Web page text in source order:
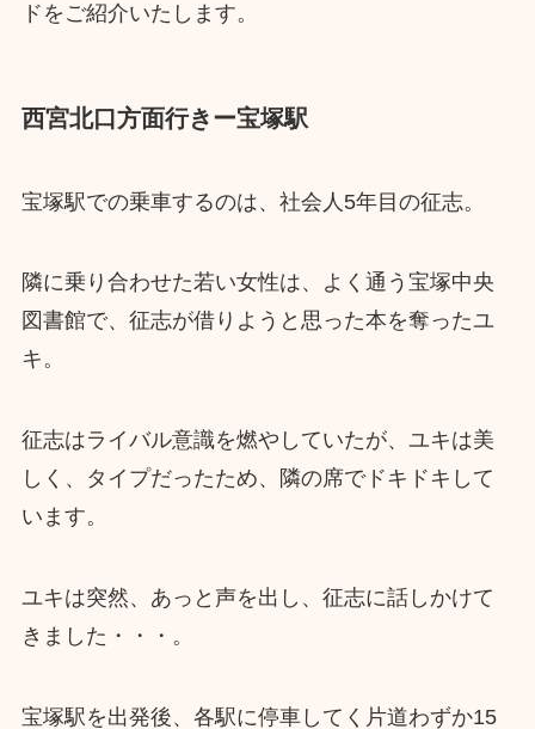
ドをご紹介いたします。
西宮北口方面行きー宝塚駅
宝塚駅での乗車するのは、社会人5年目の征志。
隣に乗り合わせた若い女性は、よく通う宝塚中央
図書館で、征志が借りようと思った本を奪ったユ
キ。
征志はライバル意識を燃やしていたが、ユキは美
しく、タイプだったため、隣の席でドキドキして
います。
ユキは突然、あっと声を出し、征志に話しかけて
きました・・・。
宝塚駅を出発後、各駅に停車してく片道わずか15